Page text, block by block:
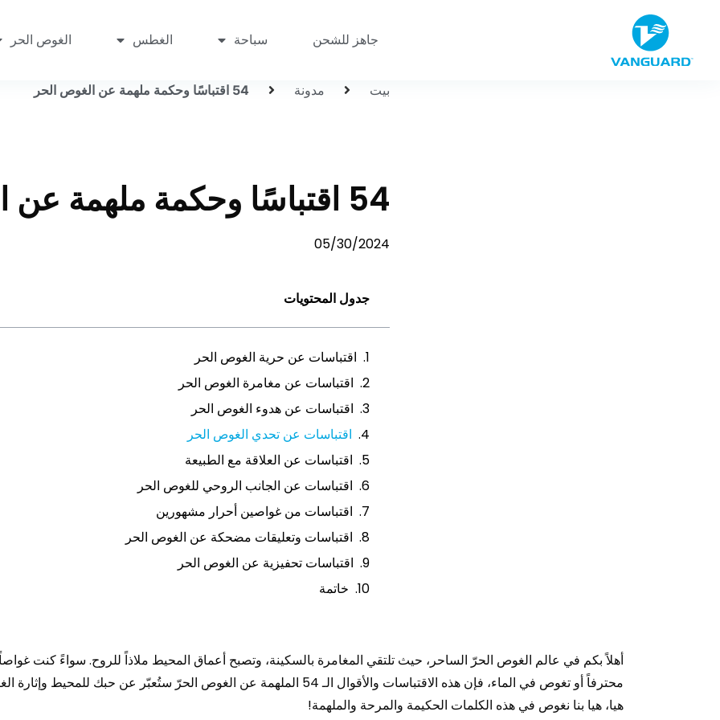
جاهز للشحن سباحة الغطس الغوص الحر
بيت مدونة 54 اقتباسًا وحكمة ملهمة عن الغوص الحر
54 اقتباسًا وحكمة ملهمة عن الغوص الحر
05/30/2024
جدول المحتويات
اقتباسات عن حرية الغوص الحر
اقتباسات عن مغامرة الغوص الحر
اقتباسات عن هدوء الغوص الحر
اقتباسات عن تحدي الغوص الحر
اقتباسات عن العلاقة مع الطبيعة
اقتباسات عن الجانب الروحي للغوص الحر
اقتباسات من غواصين أحرار مشهورين
اقتباسات وتعليقات مضحكة عن الغوص الحر
اقتباسات تحفيزية عن الغوص الحر
خاتمة
أهلاً بكم في عالم الغوص الحرّ الساحر، حيث تلتقي المغامرة بالسكينة، وتصبح أعماق المحيط ملاذاً للروح. سواءً كنت
محترفاً أو تغوص في الماء، فإن هذه الاقتباسات والأقوال الـ 54 الملهمة عن الغوص الحرّ ستُعبّر عن حبك للمحيط
هيا، هيا بنا نغوص في هذه الكلمات الحكيمة والمرحة والملهمة!